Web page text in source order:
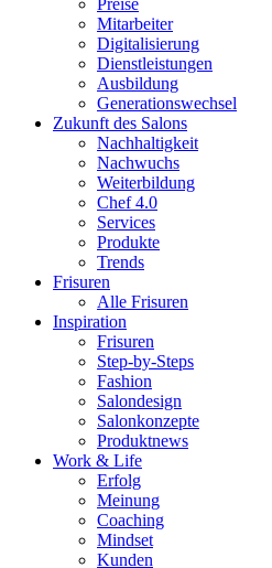
Preise
Mitarbeiter
Digitalisierung
Dienstleistungen
Ausbildung
Generationswechsel
Zukunft des Salons
Nachhaltigkeit
Nachwuchs
Weiterbildung
Chef 4.0
Services
Produkte
Trends
Frisuren
Alle Frisuren
Inspiration
Frisuren
Step-by-Steps
Fashion
Salondesign
Salonkonzepte
Produktnews
Work & Life
Erfolg
Meinung
Coaching
Mindset
Kunden